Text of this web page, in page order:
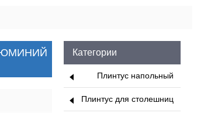
Категории
Плинтус напольный
Плинтус для столешниц